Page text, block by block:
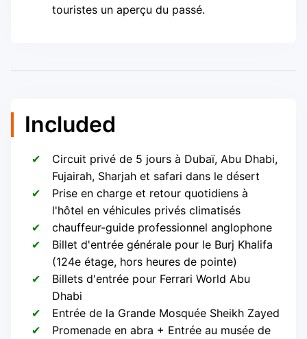
touristes un aperçu du passé.
Included
Circuit privé de 5 jours à Dubaï, Abu Dhabi,
Fujairah, Sharjah et safari dans le désert
Prise en charge et retour quotidiens à
l'hôtel en véhicules privés climatisés
chauffeur-guide professionnel anglophone
Billet d'entrée générale pour le Burj Khalifa
(124e étage, hors heures de pointe)
Billets d'entrée pour Ferrari World Abu
Dhabi
Entrée de la Grande Mosquée Sheikh Zayed
Promenade en abra + Entrée au musée de